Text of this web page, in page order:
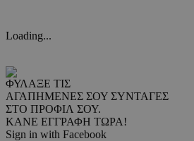
Loading...
ΦΥΛΑΞΕ ΤΙΣ
ΑΓΑΠΗΜΕΝΕΣ ΣΟΥ ΣΥΝΤΑΓΕΣ
ΣΤΟ ΠΡΟΦΙΛ ΣΟΥ.
ΚΑΝΕ ΕΓΓΡΑΦΗ ΤΩΡΑ!
Sign in with Facebook